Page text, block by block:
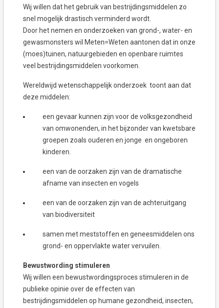
Wij willen dat het gebruik van bestrijdingsmiddelen zo
snel mogelijk drastisch verminderd wordt.
Door het nemen en onderzoeken van grond-, water- en
gewasmonsters wil Meten=Weten aantonen dat in onze
(moes)tuinen, natuurgebieden en openbare ruimtes
veel bestrijdingsmiddelen voorkomen.
Wereldwijd wetenschappelijk onderzoek toont aan dat
deze middelen:
een gevaar kunnen zijn voor de volksgezondheid
van omwonenden, in het bijzonder van kwetsbare
groepen zoals ouderen en jonge en ongeboren
kinderen.
een van de oorzaken zijn van de dramatische
afname van insecten en vogels
een van de oorzaken zijn van de achteruitgang
van biodiversiteit
samen met meststoffen en geneesmiddelen ons
grond- en oppervlakte water vervuilen.
Bewustwording stimuleren
Wij willen een bewustwordingsproces stimuleren in de
publieke opinie over de effecten van
bestrijdingsmiddelen op humane gezondheid, insecten,